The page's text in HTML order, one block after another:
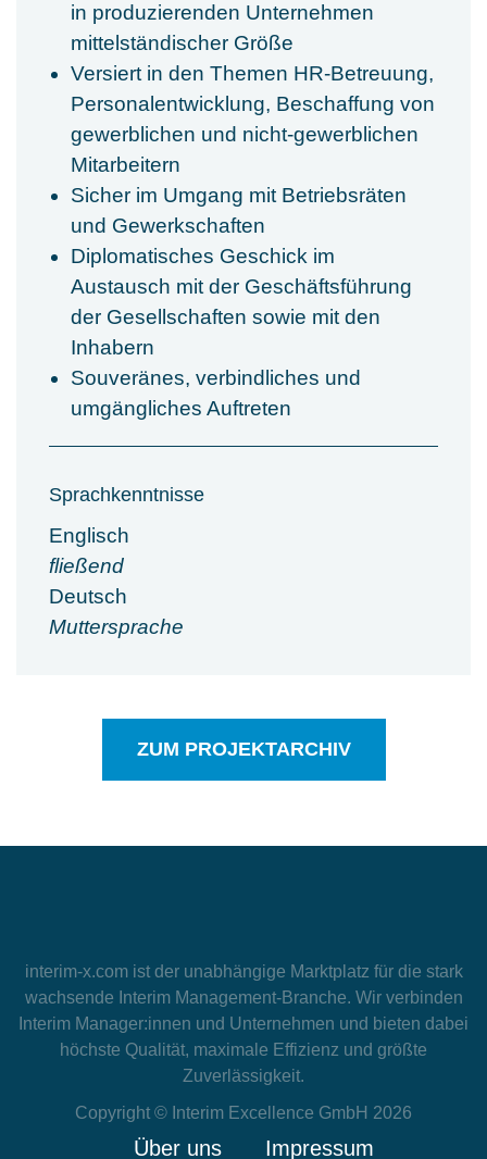
in produzierenden Unternehmen
mittelständischer Größe
Versiert in den Themen HR-Betreuung,
Personalentwicklung, Beschaffung von
gewerblichen und nicht-gewerblichen
Mitarbeitern
Sicher im Umgang mit Betriebsräten
und Gewerkschaften
Diplomatisches Geschick im
Austausch mit der Geschäftsführung
der Gesellschaften sowie mit den
Inhabern
Souveränes, verbindliches und
umgängliches Auftreten
Sprachkenntnisse
Englisch
fließend
Deutsch
Muttersprache
ZUM PROJEKTARCHIV
interim-x.comist der unabhängige Marktplatz für die stark
wachsende Interim Management-Branche. Wir verbinden
Interim Manager:innen und Unternehmen und bieten dabei
höchste Qualität, maximale Effizienz und größte
Zuverlässigkeit.
Copyright © Interim Excellence GmbH 2026
Über uns Impressum